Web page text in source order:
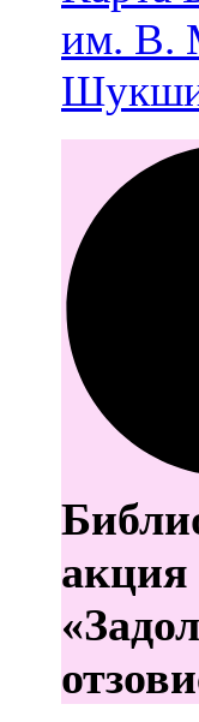
им. В.
акция